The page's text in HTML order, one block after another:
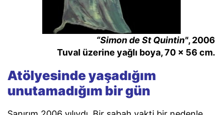
“Simon de St Quintin", 2006
Tuval üzerine yağlı boya, 70 × 56 cm.
Atölyesinde yaşadığım
unutamadığım bir gün